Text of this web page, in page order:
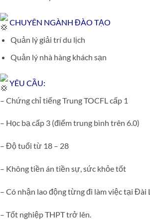
CHUYÊN NGÀNH ĐÀO TẠO
Quản lý giải trí du lịch
Quản lý nhà hàng khách sạn
YÊU CẦU:
– Chứng chỉ tiếng Trung TOCFL cấp 1
– Học bạ cấp 3 (điểm trung bình trên 6.0)
– Độ tuổi từ 18 – 28
– Không tiền án tiền sự, sức khỏe tốt
– Có nhận lao động từng đi làm việc tại Đài
– Tốt nghiệp THPT trở lên.